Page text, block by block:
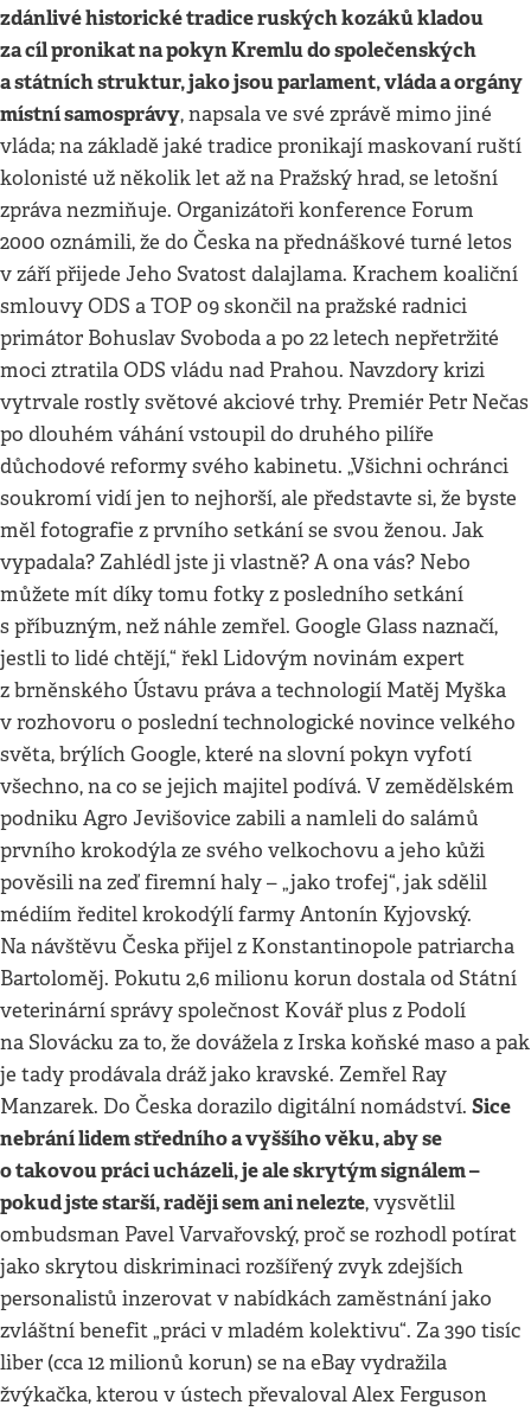
zdánlivé historické tradice ruských kozáků kladou
za cíl pronikat na pokyn Kremlu do společenských
a státních struktur, jako jsou parlament, vláda a orgány
místní samosprávy, napsala ve své zprávě mimo jiné
vláda; na základě jaké tradice pronikají maskovaní ruští
kolonisté už několik let až na Pražský hrad, se letošní
zpráva nezmiňuje. Organizátoři konference Forum
2000 oznámili, že do Česka na přednáškové turné letos
v září přijede Jeho Svatost dalajlama. Krachem koaliční
smlouvy ODS a TOP 09 skončil na pražské radnici
primátor Bohuslav Svoboda a po 22 letech nepřetržité
moci ztratila ODS vládu nad Prahou. Navzdory krizi
vytrvale rostly světové akciové trhy. Premiér Petr Nečas
po dlouhém váhání vstoupil do druhého pilíře
důchodové reformy svého kabinetu. „Všichni ochránci
soukromí vidí jen to nejhorší, ale představte si, že byste
měl fotografie z prvního setkání se svou ženou. Jak
vypadala? Zahlédl jste ji vlastně? A ona vás? Nebo
můžete mít díky tomu fotky z posledního setkání
s příbuzným, než náhle zemřel. Google Glass naznačí,
jestli to lidé chtějí,“ řekl Lidovým novinám expert
z brněnského Ústavu práva a technologií Matěj Myška
v rozhovoru o poslední technologické novince velkého
světa, brýlích Google, které na slovní pokyn vyfotí
všechno, na co se jejich majitel podívá. V zemědělském
podniku Agro Jevišovice zabili a namleli do salámů
prvního krokodýla ze svého velkochovu a jeho kůži
pověsili na zeď firemní haly – „jako trofej“, jak sdělil
médiím ředitel krokodýlí farmy Antonín Kyjovský.
Na návštěvu Česka přijel z Konstantinopole patriarcha
Bartoloměj. Pokutu 2,6 milionu korun dostala od Státní
veterinární správy společnost Kovář plus z Podolí
na Slovácku za to, že dovážela z Irska koňské maso a pak
je tady prodávala dráž jako kravské. Zemřel Ray
Manzarek. Do Česka dorazilo digitální nomádství. Sice
nebrání lidem středního a vyššího věku, aby se
o takovou práci ucházeli, je ale skrytým signálem –
pokud jste starší, raději sem ani nelezte, vysvětlil
ombudsman Pavel Varvařovský, proč se rozhodl potírat
jako skrytou diskriminaci rozšířený zvyk zdejších
personalistů inzerovat v nabídkách zaměstnání jako
zvláštní benefit „práci v mladém kolektivu“. Za 390 tisíc
liber (cca 12 milionů korun) se na eBay vydražila
žvýkačka, kterou v ústech převaloval Alex Ferguson